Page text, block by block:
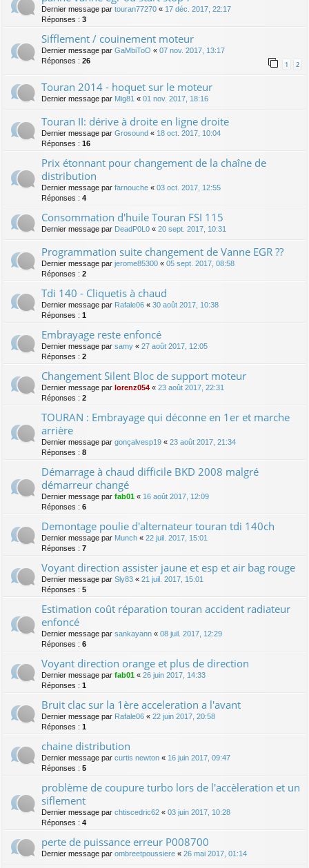
Dernier message par touran77270 « 17 déc. 2017, 22:17
Réponses : 3
Sifflement / couinement moteur
Dernier message par GaMbiToO « 07 nov. 2017, 13:17
Réponses : 26 1 2
Touran 2014 - hoquet sur le moteur
Dernier message par Mig81 « 01 nov. 2017, 18:16
Touran II: dérive à droite en ligne droite
Dernier message par Grosound « 18 oct. 2017, 10:04
Réponses : 16
Prix étonnant pour changement de la chaîne de
distribution
Dernier message par farnouche « 03 oct. 2017, 12:55
Réponses : 4
Consommation d'huile Touran FSI 115
Dernier message par DeadP0L0 « 20 sept. 2017, 10:31
Programmation suite changement de Vanne EGR ??
Dernier message par jerome85300 « 05 sept. 2017, 08:58
Réponses : 2
Tdi 140 - Cliquetis à chaud
Dernier message par Rafale06 « 30 août 2017, 10:38
Réponses : 1
Embrayage reste enfoncé
Dernier message par samy « 27 août 2017, 12:05
Réponses : 2
Changement Silent Bloc de support moteur
Dernier message par lorenz054 « 23 août 2017, 22:31
Réponses : 2
TOURAN : Embrayage qui déconne en 1er et marche
arrière
Dernier message par gonçalvesp19 « 23 août 2017, 21:34
Réponses : 8
Démarrage à chaud difficile BKD 2008 malgré
démarreur changé
Dernier message par fab01 « 16 août 2017, 12:09
Réponses : 6
Demontage poulie d'alternateur touran tdi 140ch
Dernier message par Munch « 22 juil. 2017, 15:01
Réponses : 7
Voyant direction assister jaune et esp et air bag rouge
Dernier message par Sly83 « 21 juil. 2017, 15:01
Réponses : 5
Estimation coût réparation touran accident radiateur
enfoncé
Dernier message par sankayann « 08 juil. 2017, 12:29
Réponses : 6
Voyant direction orange et plus de direction
Dernier message par fab01 « 26 juin 2017, 14:33
Réponses : 1
Bruit clac sur la 1ère acceleration a l'avant
Dernier message par Rafale06 « 22 juin 2017, 20:58
Réponses : 1
chaine distribution
Dernier message par curtis newton « 16 juin 2017, 09:47
Réponses : 5
problème de coupure turbo lors de l'accèleration et un
siflement
Dernier message par chtiscedric62 « 03 juin 2017, 10:28
Réponses : 4
perte de puissance erreur P008700
Dernier message par ombreetpoussiere « 26 mai 2017, 01:14